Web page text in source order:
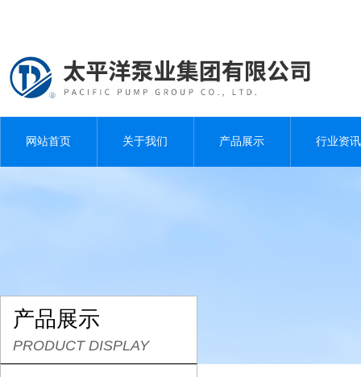
网站首页 关于我们 产品展示 行业资讯
产品展示
PRODUCT DISPLAY